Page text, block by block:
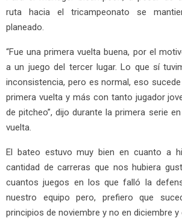
ruta hacia el tricampeonato se
planeado.
“Fue una primera vuelta buena, por el
a un juego del tercer lugar. Lo que sí
inconsistencia, pero es normal, eso
primera vuelta y más con tanto jugador
de pitcheo”, dijo durante la primera serie
vuelta.
El bateo estuvo muy bien en cuanto a
cantidad de carreras que nos hubiera
cuantos juegos en los que falló la
nuestro equipo pero, prefiero que
principios de noviembre y no en diciembre